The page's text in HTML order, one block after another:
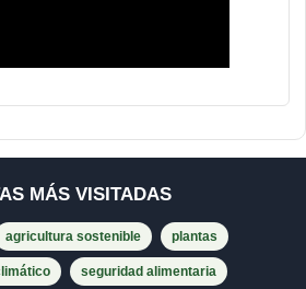
MÁS VISITADAS
agricultura sostenible plantas
seguridad alimentaria